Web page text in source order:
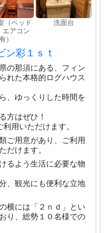
（ベッド
エアコン
）
洗面台
ン彩１ｓｔ
の那須にある、フィン
れた本格的ログハウス
、ゆっくりした時間を
方はぜひ！
用いただけます。
ご用意があり、ご利用
だけます。
るよう生活に必要な物
、観光にも便利な立地
横には「２ｎｄ」とい
り、総勢１０名様での